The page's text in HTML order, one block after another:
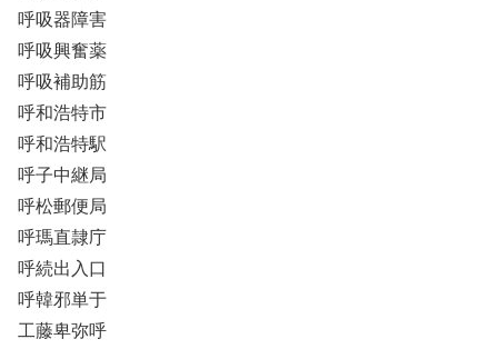
呼吸器障害
呼吸興奮薬
呼吸補助筋
呼和浩特市
呼和浩特駅
呼子中継局
呼松郵便局
呼瑪直隷庁
呼続出入口
呼韓邪単于
工藤卑弥呼